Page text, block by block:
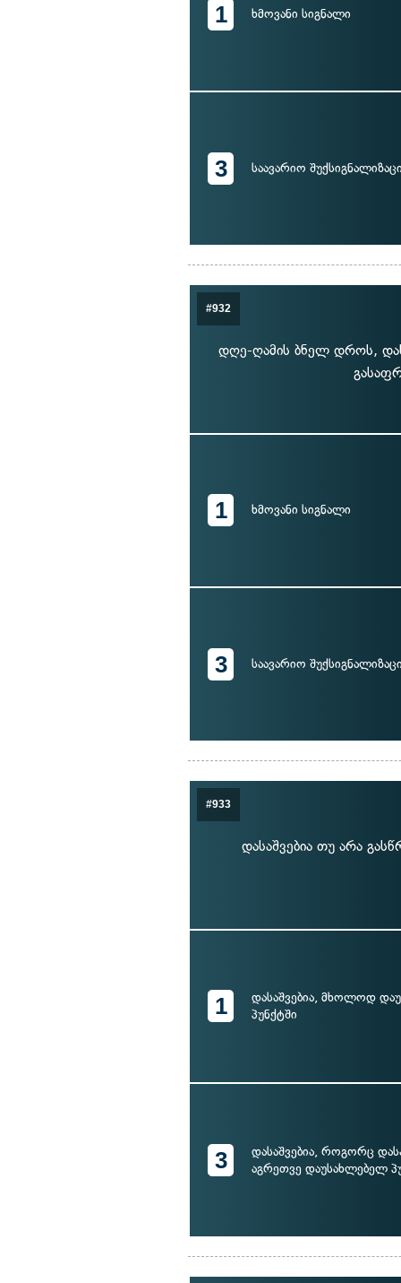
1 ხმოვანი სიგნალი
3 საავარიო
#932
დღე-ღამის ბნელ დროს,
1 ხმოვანი სიგნალი
3 საავარიო
#933
დასაშვებია თუ არა
1
დასაშვებია, მხოლოდ
პუნქტში
3
დასაშვებია, როგორც
აგრეთვე დაუსახლებელ